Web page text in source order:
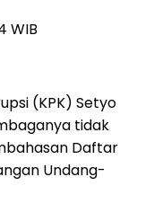
WIB
(KPK) Setyo
tidak
Daftar
Undang-